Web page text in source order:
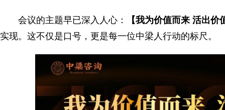
会议的主题早已深入人心： 【我为价值而来 活出价
实现。这不仅是口号，更是每一位中梁人行动的标尺。